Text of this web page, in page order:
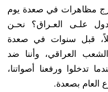
مظاهرات في صعدة يوم
علـى العـراق؟ نحـن
قبل سنوات في صعدة
العراقي، وأننا ضد
تدخلوا ورفعنا أصواتنا،
العام بصعدة.